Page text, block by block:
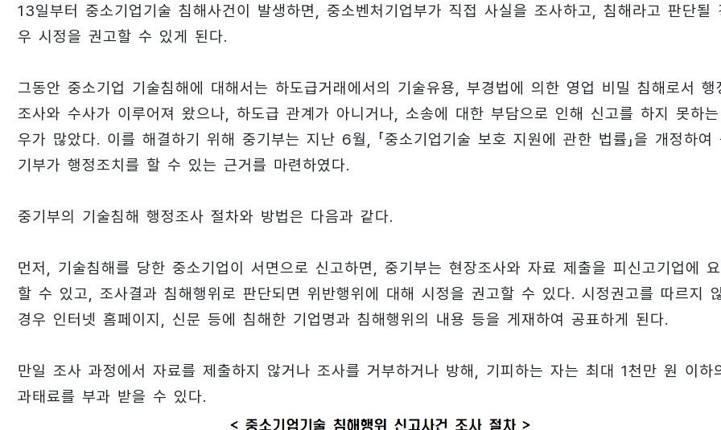
13일부터 중소기업기술 침해사건이 발생하면, 중소벤처기업부가 직접 사실을 조사하고, 침해라고 판단될
우 시정을 권고할 수 있게 된다.
그동안 중소기업 기술침해에 대해서는 하도급거래에서의 기술유용, 부경법에 의한 영업 비밀 침해로서 행
조사와 수사가 이루어져 왔으나, 하도급 관계가 아니거나, 소송에 대한 부담으로 인해 신고를 하지 못하
우가 많았다. 이를 해결하기 위해 중기부는 지난 6월, 「중소기업기술 보호 지원에 관한 법률」을 개정하여
기부가 행정조치를 할 수 있는 근거를 마련하였다.
중기부의 기술침해 행정조사 절차와 방법은 다음과 같다.
먼저, 기술침해를 당한 중소기업이 서면으로 신고하면, 중기부는 현장조사와 자료 제출을 피신고기업에
할 수 있고, 조사결과 침해행위로 판단되면 위반행위에 대해 시정을 권고할 수 있다. 시정권고를 따르지
경우 인터넷 홈페이지, 신문 등에 침해한 기업명과 침해행위의 내용 등을 게재하여 공표하게 된다.
만일 조사 과정에서 자료를 제출하지 않거나 조사를 거부하거나 방해, 기피하는 자는 최대 1천만 원 이하
과태료를 부과 받을 수 있다.